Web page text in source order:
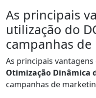
As principais
utilização do
campanhas
As principais
Otimização Dinâmica
campanhas de